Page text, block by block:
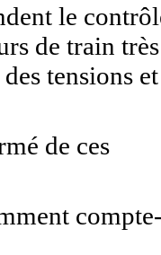
le
de train très
tensions et
de ces